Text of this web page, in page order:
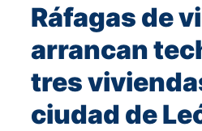
Ráfagas de
arrancan
tres
ciudad de